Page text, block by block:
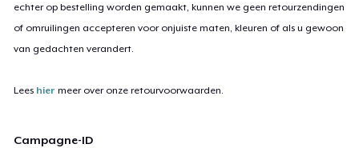
echter op bestelling worden gemaakt, kunnen we geen retourzendingen
of omruilingen accepteren voor onjuiste maten, kleuren of als u gewoon
van gedachten verandert.
Lees hier meer over onze retourvoorwaarden.
Campagne-ID